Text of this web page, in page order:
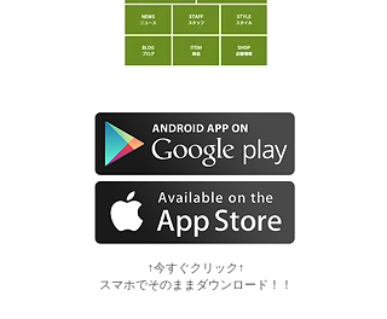
​↑今すぐクリック↑
スマホでそのままダウンロード！！